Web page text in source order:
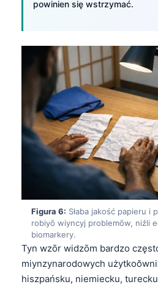
powinien się wstrzymać.
Figura 6: Słaba jakość papieru i
robiyō wiyncyj problemōw, niźli
biomarkery.
Tyn wzōr widzōm bardzo
miynzynarodowych
hiszpańsku, niemiecku,
ဗမာစာ
Kiswahili
አማርኛ
O‘zbekcha
Català
Қазақ тілі
Suomi
Hrvatski
Slovenčina